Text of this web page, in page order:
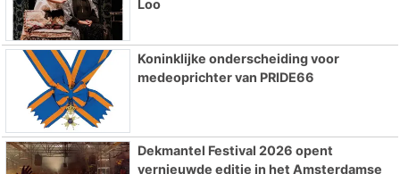
Loo
Koninklijke onderscheiding voor
medeoprichter van PRIDE66
Dekmantel Festival 2026 opent
vernieuwde editie in het Amsterdamse